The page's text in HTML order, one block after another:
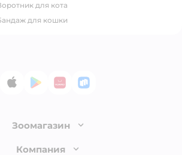
воротник для кота
бандаж для кошки
App StoreGoogle Play
AppGallery
RuStore
Зоомагазин
Лицензия
Компания